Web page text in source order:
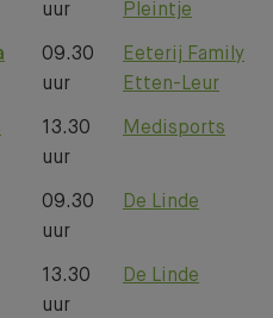
uur
Pleintje
09.30
uur
Eeterij Family
Etten-Leur
13.30
uur
Medisports
09.30
uur
De Linde
13.30
uur
De Linde
gezond